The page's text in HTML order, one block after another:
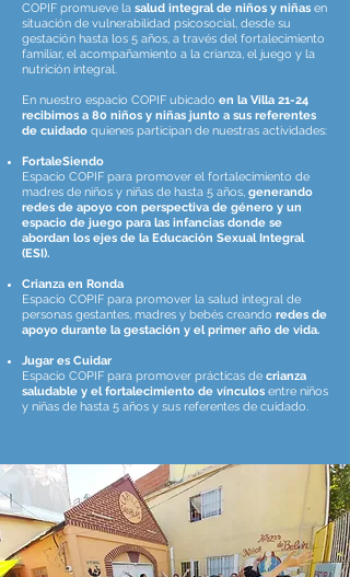
COPIF promueve la salud integral de niños y niñas en
situación de vulnerabilidad psicosocial, desde su
gestación hasta los 5 años, a través del fortalecimiento
familiar, el acompañamiento a la crianza, el juego y la
nutrición integral.
En nuestro espacio COPIF ubicado en la Villa 21-24
recibimos a 80 niños y niñas junto a sus referentes
de cuidado quienes participan de nuestras actividades:
FortaleSiendo
Espacio COPIF para promover el fortalecimiento de
madres de niños y niñas de hasta 5 años, generando
redes de apoyo con perspectiva de género y un
espacio de juego para las infancias donde se
abordan los ejes de la Educación Sexual Integral
(ESI).
Crianza en Ronda
Espacio COPIF para promover la salud integral de
personas gestantes, madres y bebés creando redes de
apoyo durante la gestación y el primer año de vida.
Jugar es Cuidar
Espacio COPIF para promover prácticas de crianza
saludable y el fortalecimiento de vínculos entre niños
y niñas de hasta 5 años y sus referentes de cuidado.